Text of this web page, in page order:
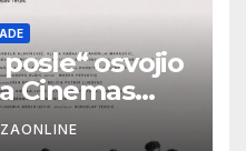
osvojio
Cinemas
festivalu